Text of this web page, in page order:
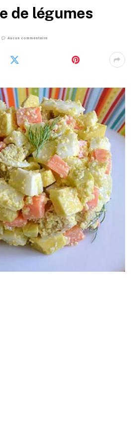
de légumes
Aucun commentaire